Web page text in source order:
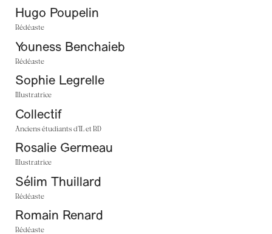
Hugo Poupelin
Bédéaste
Youness Benchaieb
Bédéaste
Sophie Legrelle
Illustratrice
Collectif
Anciens étudiants d’IL et BD
Rosalie Germeau
Illustratrice
Sélim Thuillard
Bédéaste
Romain Renard
Bédéaste